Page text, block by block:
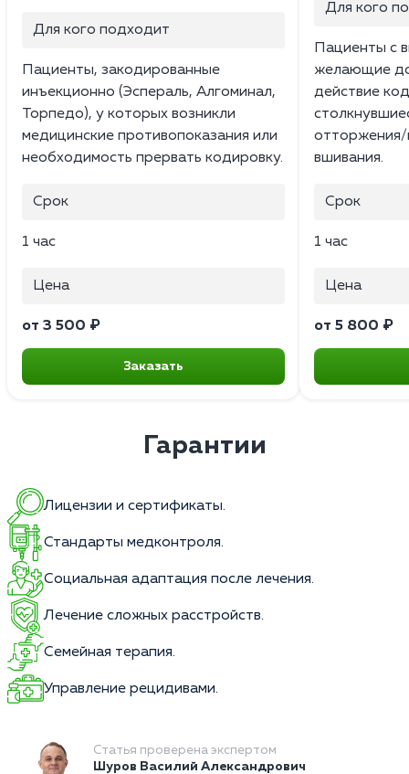
Для кого подходит
Пациенты, закодированные
инъекционно (Эспераль, Алгоминал,
Торпедо), у которых возникли
медицинские противопоказания или
необходимость прервать кодировку.
Срок
1 час
Цена
от 3 500 ₽
Заказать
Для кого
Пациенты с
желающие
действие
отторжения/
вшивания.
Срок
1 час
Цена
от 5 800 ₽
Гарантии
Лицензии и сертификаты.
Стандарты медконтроля.
Социальная адаптация после лечения.
Лечение сложных расстройств.
Семейная терапия.
Управление рецидивами.
Статья проверена экспертом
Шуров Василий Александрович